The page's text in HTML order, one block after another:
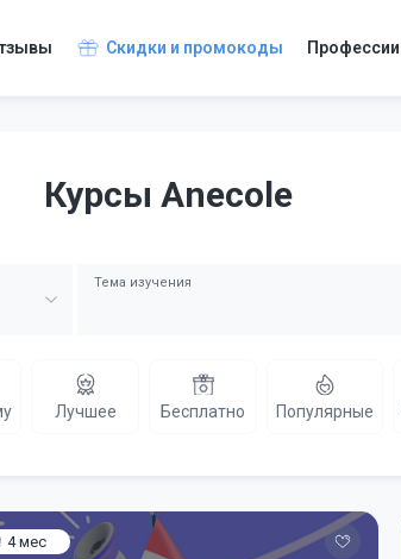
Скидки и промокоды Профессии
Курсы Anecole
Тема изучения
Лучшее Бесплатно Популярные
4 мес